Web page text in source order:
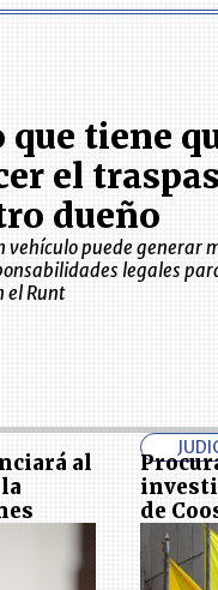
que tiene
el
dueño
vehículo puede generar
legales
el Runt
al
de